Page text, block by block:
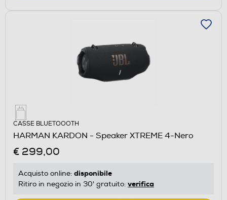
CASSE BLUETOOOTH
HARMAN KARDON - Speaker XTREME 4-Nero
€ 299,00
Acquisto online: disponibile
Ritiro in negozio in 30' gratuito: verifica